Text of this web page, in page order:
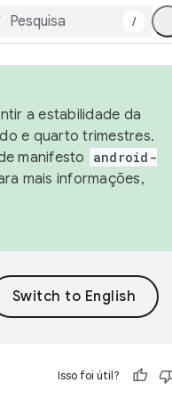
/
a estabilidade da
e quarto trimestres.
manifesto
android-
mais informações,
Isso foi útil?